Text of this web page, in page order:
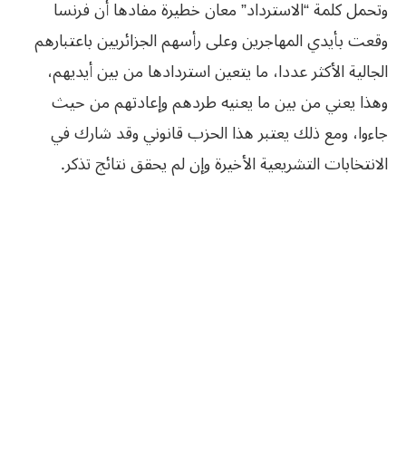
وتحمل كلمة “الاسترداد” معان خطيرة مفادها أن فرنسا
وقعت بأيدي المهاجرين وعلى رأسهم الجزائريين باعتبارهم
الجالية الأكثر عددا، ما يتعين استردادها من بين أيديهم،
وهذا يعني من بين ما يعنيه طردهم وإعادتهم من حيث
جاءوا، ومع ذلك يعتبر هذا الحزب قانوني وقد شارك في
الانتخابات التشريعية الأخيرة وإن لم يحقق نتائج تذكر.